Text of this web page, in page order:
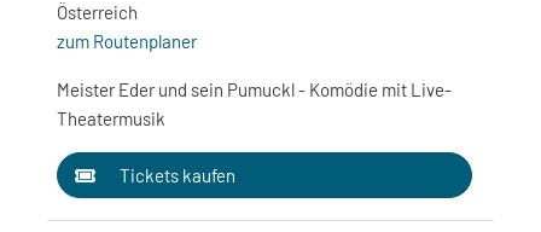
Österreich
zum Routenplaner
Meister Eder und sein Pumuckl - Komödie mit Live-
Theatermusik
Tickets kaufen